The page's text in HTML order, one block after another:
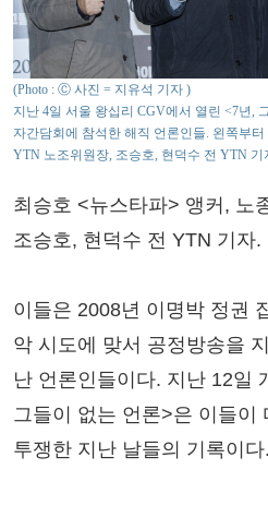
(Photo : Ⓒ 사진 = 지유석 기자 )
지난 4일 서울 왕십리 CGV에서 열린 <7년,
자간담회에 참석한 해직 언론인들. 왼쪽부
YTN 노조위원장, 조승호, 현덕수 전 YTN 기
최승호 <뉴스타파> 앵커, 노
조승호, 현덕수 전 YTN 기자.
이들은 2008년 이명박 정권
악 시도에 맞서 공정방송을
난 언론인들이다. 지난 12일
그들이 없는 언론>은 이들이
투쟁한 지난 날들의 기록이다.